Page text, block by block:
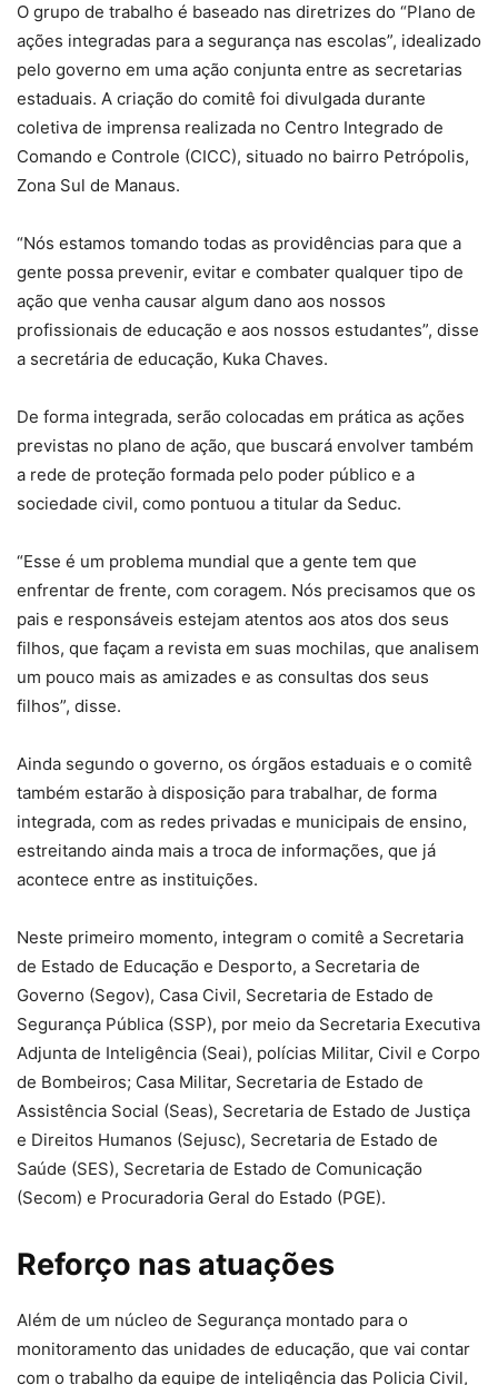
O grupo de trabalho é baseado nas diretrizes do “Plano de
ações integradas para a segurança nas escolas”, idealizado
pelo governo em uma ação conjunta entre as secretarias
estaduais. A criação do comitê foi divulgada durante
coletiva de imprensa realizada no Centro Integrado de
Comando e Controle (CICC), situado no bairro Petrópolis,
Zona Sul de Manaus.
“Nós estamos tomando todas as providências para que a
gente possa prevenir, evitar e combater qualquer tipo de
ação que venha causar algum dano aos nossos
profissionais de educação e aos nossos estudantes”, disse
a secretária de educação, Kuka Chaves.
De forma integrada, serão colocadas em prática as ações
previstas no plano de ação, que buscará envolver também
a rede de proteção formada pelo poder público e a
sociedade civil, como pontuou a titular da Seduc.
“Esse é um problema mundial que a gente tem que
enfrentar de frente, com coragem. Nós precisamos que os
pais e responsáveis estejam atentos aos atos dos seus
filhos, que façam a revista em suas mochilas, que analisem
um pouco mais as amizades e as consultas dos seus
filhos”, disse.
Ainda segundo o governo, os órgãos estaduais e o comitê
também estarão à disposição para trabalhar, de forma
integrada, com as redes privadas e municipais de ensino,
estreitando ainda mais a troca de informações, que já
acontece entre as instituições.
Neste primeiro momento, integram o comitê a Secretaria
de Estado de Educação e Desporto, a Secretaria de
Governo (Segov), Casa Civil, Secretaria de Estado de
Segurança Pública (SSP), por meio da Secretaria Executiva
Adjunta de Inteligência (Seai), polícias Militar, Civil e Corpo
de Bombeiros; Casa Militar, Secretaria de Estado de
Assistência Social (Seas), Secretaria de Estado de Justiça
e Direitos Humanos (Sejusc), Secretaria de Estado de
Saúde (SES), Secretaria de Estado de Comunicação
(Secom) e Procuradoria Geral do Estado (PGE).
Reforço nas atuações
Além de um núcleo de Segurança montado para o
monitoramento das unidades de educação, que vai contar
com o trabalho da equipe de inteligência das Policia Civil,